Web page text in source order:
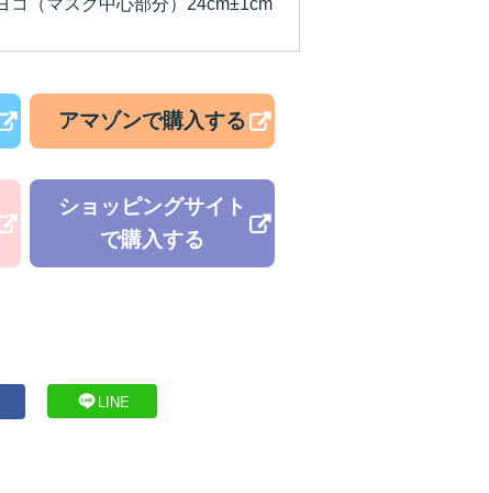
アマゾンで購入する
ショッピングサイト
で購入する
LINE